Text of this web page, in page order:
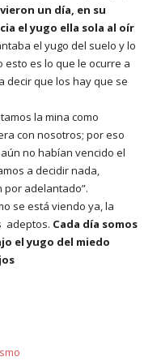
un día, en su
el yugo ella sola al oír
el yugo del suelo y lo
esto es lo que le ocurre a
decir que los hay que se
la mina como
con nosotros; por eso
no habían vencido el
a decidir nada,
adelantado”.
se está viendo ya, la
adeptos. Cada día somos
el yugo del miedo